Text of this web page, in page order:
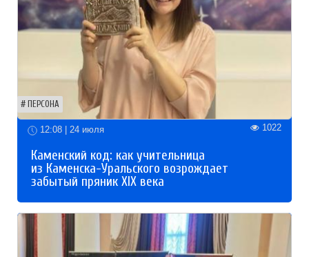
ПЕРСОНА
12:08 | 24 июля 1022
Каменский код: как учительница
из Каменска-Уральского возрождает
забытый пряник XIX века